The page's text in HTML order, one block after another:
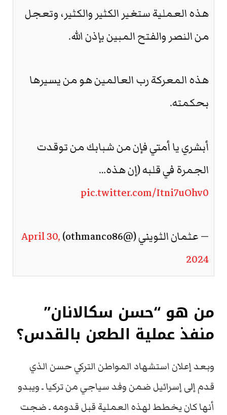
هذه العملية ستغير الكثير والكثير، وتعجل
من النصر والفتح المبين بإذن الله.
هذه المعركة رب العالمين هو من يسيرها
بحكمته.
أبشري يا أمتي فإن من شبابك من توقدت
الجمرة في قلبه (إن هذه…
pic.twitter.com/Itni7uOhv0
— عثمان الثويني (@othmanco86)
April 30,
2024
من هو “حسن سكالانان”
منفذ عملية الطعن بالقدس؟
وبعد إعلان استشهاد المواطن التركي حسن الذي
قدم إلى إسرائيل ضمن وفد سياجي من تركيا ـ ويبدو
أنها كان يخطط لهذه العملية قبل قدومه ـ ضجت